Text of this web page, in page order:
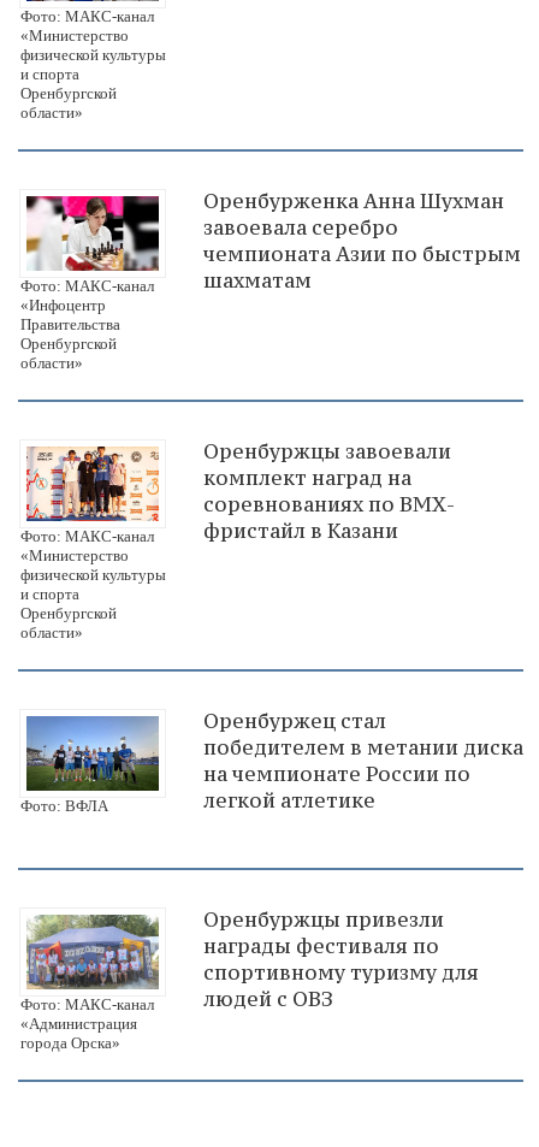
Фото: МАКС-канал
«Министерство
физической культуры
и спорта
Оренбургской
области»
Фото: МАКС-канал
«Инфоцентр
Правительства
Оренбургской
области»
Оренбурженка Анна Шухман
завоевала серебро
чемпионата Азии по быстрым
шахматам
Фото: МАКС-канал
«Министерство
физической культуры
и спорта
Оренбургской
области»
Оренбуржцы завоевали
комплект наград на
соревнованиях по ВМХ-
фристайл в Казани
Фото: ВФЛА
Оренбуржец стал
победителем в метании диска
на чемпионате России по
легкой атлетике
Фото: МАКС-канал
«Администрация
города Орска»
Оренбуржцы привезли
награды фестиваля по
спортивному туризму для
людей с ОВЗ